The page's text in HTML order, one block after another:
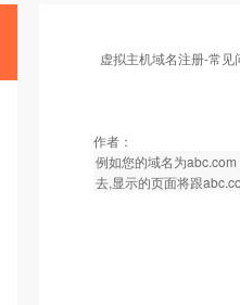
虚拟主机域名注册-常见
作者：
例如您的域名为
去,显示的页面将跟